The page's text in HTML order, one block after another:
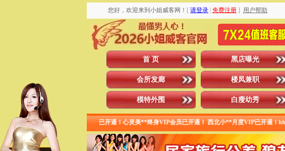
您好，欢迎来到小姐威客网！ [ 请登录 免费注册 ] 用户帮助
首 页 黑店曝光
会所发廊 楼凤兼职
模特外围 白瘦幼秀
季度VIP会员已开通！心灵美**终身VIP会员已开通！ 西北小**月度VIP已开通！